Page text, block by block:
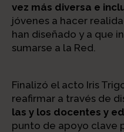
vez más diversa e
jóvenes a hacer
han diseñado y a que
sumarse a la Red.
Finalizó el acto Iris
reafirmar a través de
las y los docentes y
punto de apoyo clave